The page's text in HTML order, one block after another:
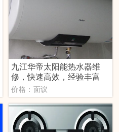
九江华帝太阳能热水器维
修，快速高效，经验丰富
价格：面议